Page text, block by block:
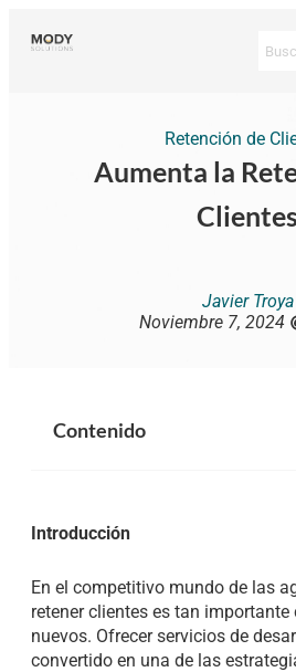
Retención de
Aumenta la
Clientes
Javier Troya
Noviembre 7, 2024
Contenido
Introducción
En el competitivo mundo de las
retener clientes es tan
nuevos. Ofrecer servicios de
convertido en una de las